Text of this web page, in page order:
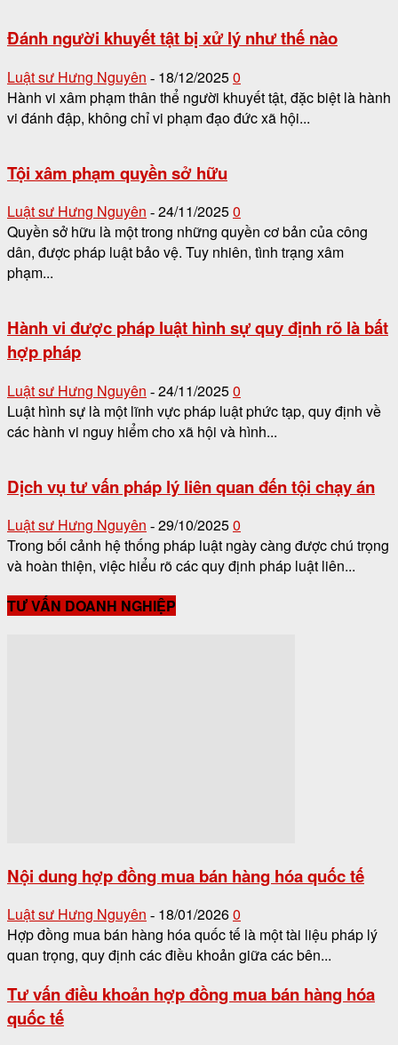
Đánh người khuyết tật bị xử lý như thế nào
Luật sư Hưng Nguyên - 18/12/20250
Hành vi xâm phạm thân thể người khuyết tật, đặc biệt là hành
vi đánh đập, không chỉ vi phạm đạo đức xã hội...
Tội xâm phạm quyền sở hữu
Luật sư Hưng Nguyên - 24/11/20250
Quyền sở hữu là một trong những quyền cơ bản của công
dân, được pháp luật bảo vệ. Tuy nhiên, tình trạng xâm
phạm...
Hành vi được pháp luật hình sự quy định rõ là bất
hợp pháp
Luật sư Hưng Nguyên - 24/11/20250
Luật hình sự là một lĩnh vực pháp luật phức tạp, quy định về
các hành vi nguy hiểm cho xã hội và hình...
Dịch vụ tư vấn pháp lý liên quan đến tội chạy án
Luật sư Hưng Nguyên - 29/10/20250
Trong bối cảnh hệ thống pháp luật ngày càng được chú trọng
và hoàn thiện, việc hiểu rõ các quy định pháp luật liên...
TƯ VẤN DOANH NGHIỆP
Nội dung hợp đồng mua bán hàng hóa quốc tế
Luật sư Hưng Nguyên - 18/01/20260
Hợp đồng mua bán hàng hóa quốc tế là một tài liệu pháp lý
quan trọng, quy định các điều khoản giữa các bên...
Tư vấn điều khoản hợp đồng mua bán hàng hóa
quốc tế